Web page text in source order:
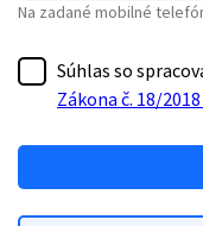
Na zadané mobilné
Súhlas so
Zákona č. 18/2018